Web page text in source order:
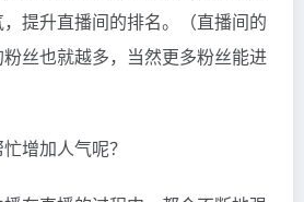
提升直播间的排名。（直播间的
丝也就越多，当然更多粉丝能进
增加人气呢？